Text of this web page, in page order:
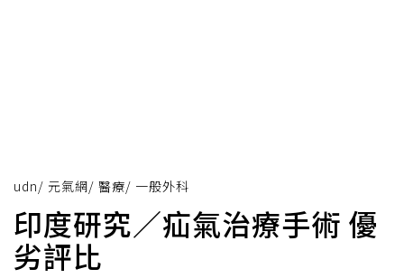
udn/ 元氣網/ 醫療/ 一般外科
印度研究／疝氣治療手術 優
劣評比